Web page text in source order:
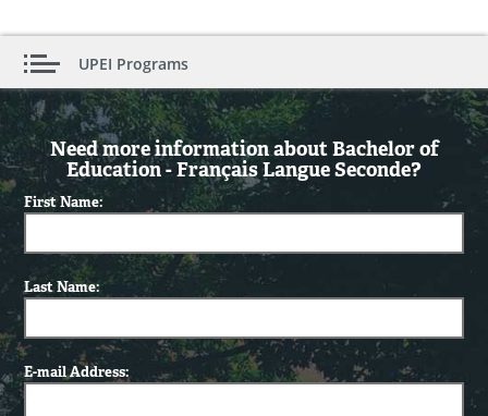
UPEI Programs
Need more information about Bachelor of
Education - Français Langue Seconde?
First Name:
Last Name:
E-mail Address: